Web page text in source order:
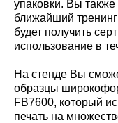
упаковки. Вы также
ближайший
будет получить
использование в
На стенде Вы
образцы
FB7600, который
печать на